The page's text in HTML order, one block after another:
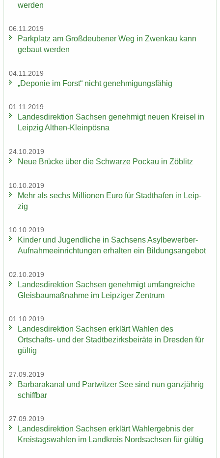
wer­den
06.11.2019
Park­platz am Groß­deu­be­ner Weg in Zwenkau kann
ge­baut wer­den
04.11.2019
„De­po­nie im Forst“ nicht ge­neh­mi­gungs­fä­hig
01.11.2019
Lan­des­di­rek­ti­on Sach­sen ge­neh­migt neuen Krei­sel in
Leip­zig Althen-​Kleinpösna
24.10.2019
Neue Brü­cke über die Schwar­ze Po­ckau in Zö­blitz
10.10.2019
Mehr als sechs Mil­lio­nen Euro für Stadt­ha­fen in Leip­
zig
10.10.2019
Kin­der und Ju­gend­li­che in Sach­sens Asylbewerber-​
Aufnahmeeinrichtungen er­hal­ten ein Bil­dungs­an­ge­bot
02.10.2019
Lan­des­di­rek­ti­on Sach­sen ge­neh­migt um­fang­rei­che
Gleis­bau­maß­nah­me im Leip­zi­ger Zen­trum
01.10.2019
Lan­des­di­rek­ti­on Sach­sen er­klärt Wah­len des
Ortschafts-​ und der Stadt­be­zirks­bei­rä­te in Dres­den für
gül­tig
27.09.2019
Bar­ba­ra­ka­nal und Part­wit­zer See sind nun ganz­jäh­rig
schiff­bar
27.09.2019
Lan­des­di­rek­ti­on Sach­sen er­klärt Wahl­er­geb­nis der
Kreis­tags­wah­len im Land­kreis Nord­sach­sen für gül­tig